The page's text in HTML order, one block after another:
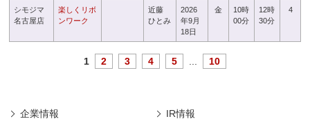
シモジマ
名古屋店
楽しくリボ
ンワーク
近藤
ひとみ
2026
年9月
18日
金
10時
00分
12時
30分
4
1 2 3 4 5 10
企業情報 IR情報